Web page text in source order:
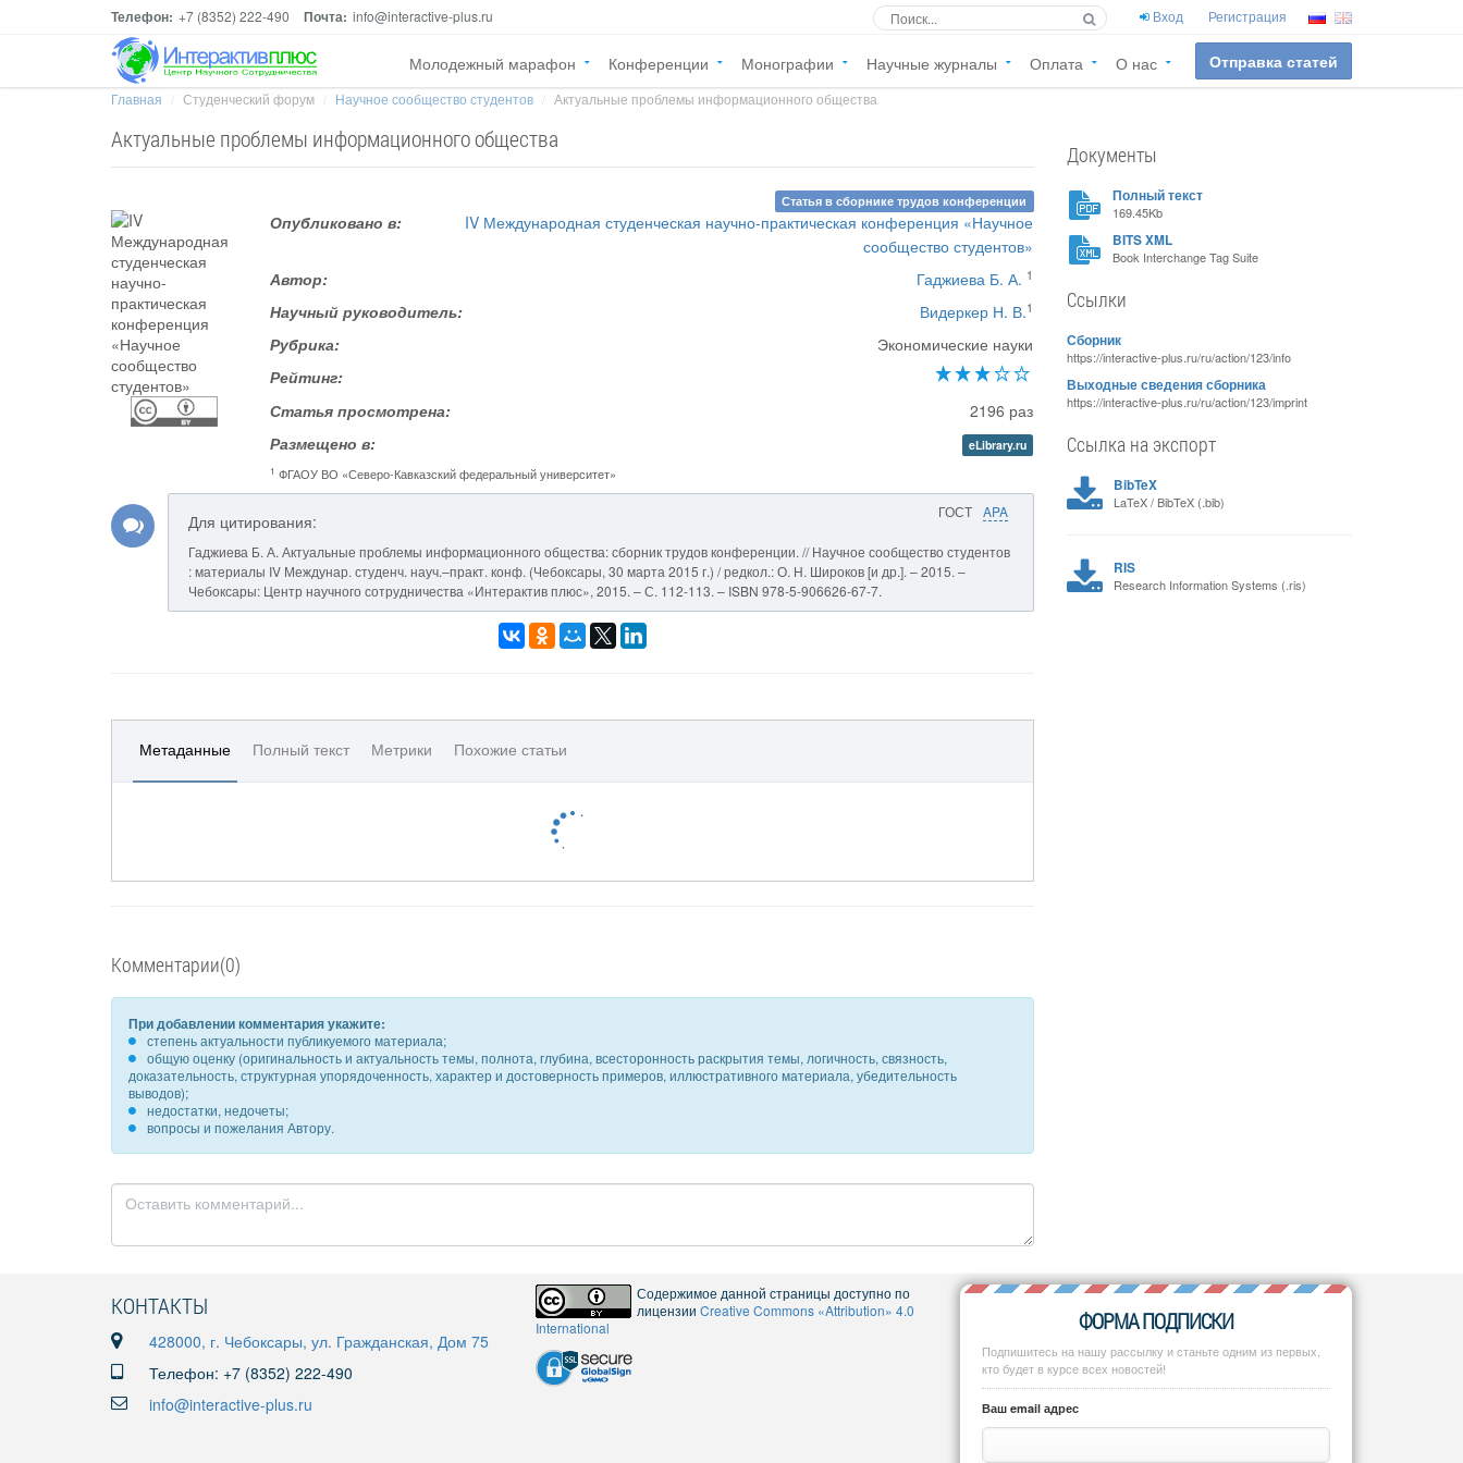
Телефон: +7 (8352) 222-490 Почта: info@interactive-plus.ru Вход Регистрация
Молодежный марафон Конференции Монографии Научные журналы Оплата О нас Отправка статей
Главная Студенческий форум Научное сообщество студентов Актуальные проблемы информационного общества
Актуальные проблемы информационного общества
Статья в сборнике трудов конференции
Опубликовано в:
IV Международная студенческая научно-практическая конференция «Научное
сообщество студентов»
Автор:
Гаджиева Б. А. 1
Научный руководитель: Видеркер Н. В.1
Рубрика:
Экономические науки
Рейтинг:
Статья просмотрена:
2196 раз
Размещено в:
eLibrary.ru
1 ФГАОУ ВО «Северо-Кавказский федеральный университет»
ГОСТ APA
Для цитирования:
Гаджиева Б. А. Актуальные проблемы информационного общества: сборник трудов конференции. // Научное сообщество студентов
: материалы IV Междунар. студенч. науч.–практ. конф. (Чебоксары, 30 марта 2015 г.) / редкол.: О. Н. Широков [и др.]. – 2015. –
Чебоксары: Центр научного сотрудничества «Интерактив плюс», 2015. – С. 112-113. – ISBN 978-5-906626-67-7.
Метаданные Полный текст Метрики Похожие статьи
Комментарии(0)
При добавлении комментария укажите:
степень актуальности публикуемого материала;
общую оценку (оригинальность и актуальность темы, полнота, глубина, всесторонность раскрытия темы, логичность, связность,
доказательность, структурная упорядоченность, характер и достоверность примеров, иллюстративного материала, убедительность
выводов);
недостатки, недочеты;
вопросы и пожелания Автору.
Документы
Полный текст
169.45Kb
BITS XML
Book Interchange Tag Suite
Ссылки
Сборник
https://interactive-plus.ru/ru/action/123/info
Выходные сведения сборника
https://interactive-plus.ru/ru/action/123/imprint
Ссылка на экспорт
BibTeX
LaTeX / BibTeX (.bib)
RIS
Research Information Systems (.ris)
КОНТАКТЫ
428000, г. Чебоксары, ул. Гражданская, Дом 75
Телефон: +7 (8352) 222-490
info@interactive-plus.ru
Содержимое данной страницы доступно по
лицензии Creative Commons «Attribution» 4.0
International
ФОРМА ПОДПИСКИ
Подпишитесь на нашу рассылку и станьте одним из первых,
кто будет в курсе всех новостей!
Ваш email адрес